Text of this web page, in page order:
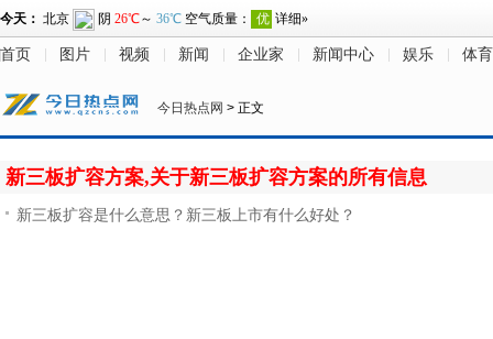
首页 图片 视频 新闻 企业家 新闻中心 娱乐 体育
今日热点网 > 正文
新三板扩容方案,关于新三板扩容方案的所有信息
新三板扩容是什么意思？新三板上市有什么好处？